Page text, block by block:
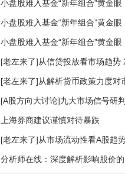
小盘股难入基金“新年组合”黄金眼
小盘股难入基金“新年组合”黄金眼
小盘股难入基金“新年组合”黄金眼
[老左来了]从信贷投放看市场趋势
[老左来了]从解析货币政策力度对
[A股方向大讨论]九大市场信号研
上海券商建议谨慎对待暴跌
[老左来了]从市场流动性看A股趋
分析师在线：深度解析影响股价